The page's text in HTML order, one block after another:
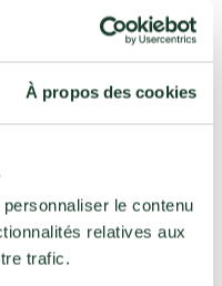
À propos des cookies
le contenu
relatives aux
trafic.
à apaiser les
les expériences
d’idées
McCartney ont